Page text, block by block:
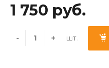
1 750 руб.
- + шт.